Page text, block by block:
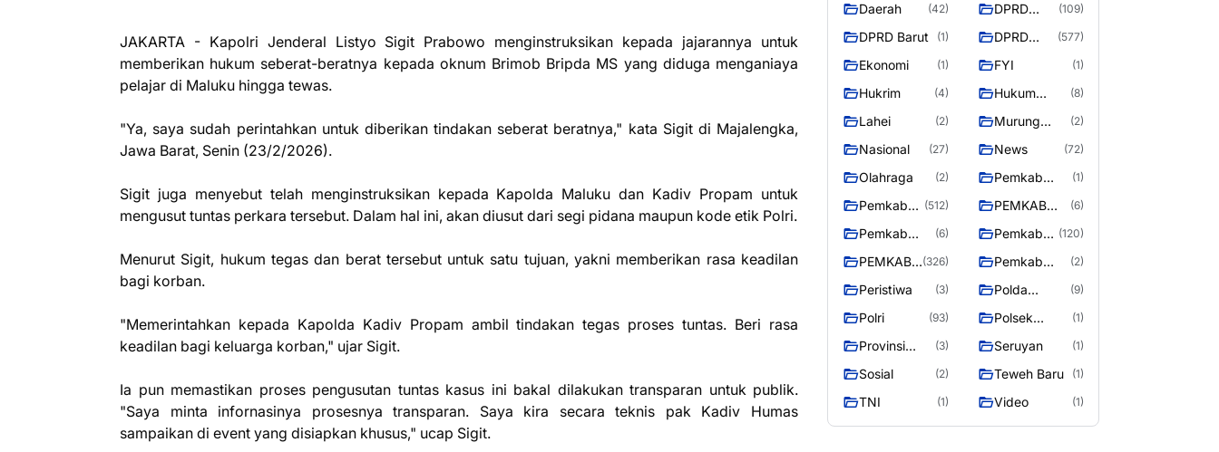
JAKARTA - Kapolri Jenderal Listyo Sigit Prabowo menginstruksikan kepada jajarannya untuk
memberikan hukum seberat-beratnya kepada oknum Brimob Bripda MS yang diduga menganiaya
pelajar di Maluku hingga tewas.
"Ya, saya sudah perintahkan untuk diberikan tindakan seberat beratnya," kata Sigit di Majalengka,
Jawa Barat, Senin (23/2/2026).
Sigit juga menyebut telah menginstruksikan kepada Kapolda Maluku dan Kadiv Propam untuk
mengusut tuntas perkara tersebut. Dalam hal ini, akan diusut dari segi pidana maupun kode etik Polri.
Menurut Sigit, hukum tegas dan berat tersebut untuk satu tujuan, yakni memberikan rasa keadilan
bagi korban.
"Memerintahkan kepada Kapolda Kadiv Propam ambil tindakan tegas proses tuntas. Beri rasa
keadilan bagi keluarga korban," ujar Sigit.
Ia pun memastikan proses pengusutan tuntas kasus ini bakal dilakukan transparan untuk publik.
"Saya minta infornasinya prosesnya transparan. Saya kira secara teknis pak Kadiv Humas
sampaikan di event yang disiapkan khusus," ucap Sigit.
Daerah (42)
DPRD
Utara
(109)
DPRD Barut (1)
DPRD
RAYA
(577)
Ekonomi (1) FYI (1)
Hukrim (4)
Hukum
(8)
Lahei (2)
Murung
(2)
Nasional (27) News (72)
Olahraga (2)
Pemkab
(1)
Pemkab
Utara
(512)
PEMKAB
UTARA
(6)
Pemkab
(6)
Pemkab
Raya
(120)
PEMKAB
RAYA
(326)
Pemkab
(2)
Peristiwa (3)
Polda
(9)
Polri (93)
Polsek
(1)
Provinsi
(3) Seruyan (1)
Sosial (2) Teweh Baru (1)
TNI (1) Video (1)